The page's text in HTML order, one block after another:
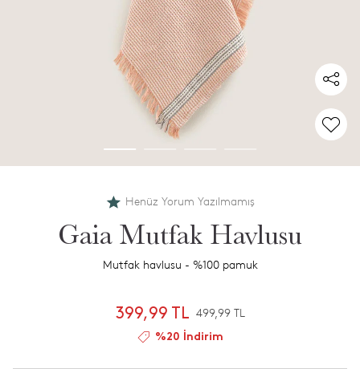
Henüz Yorum Yazılmamış
Gaia Mutfak Havlusu
Mutfak havlusu - %100 pamuk
399,99 TL 499,99 TL
%20 İndirim